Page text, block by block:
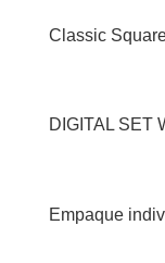
Classic
DIGITAL SET
Empaque